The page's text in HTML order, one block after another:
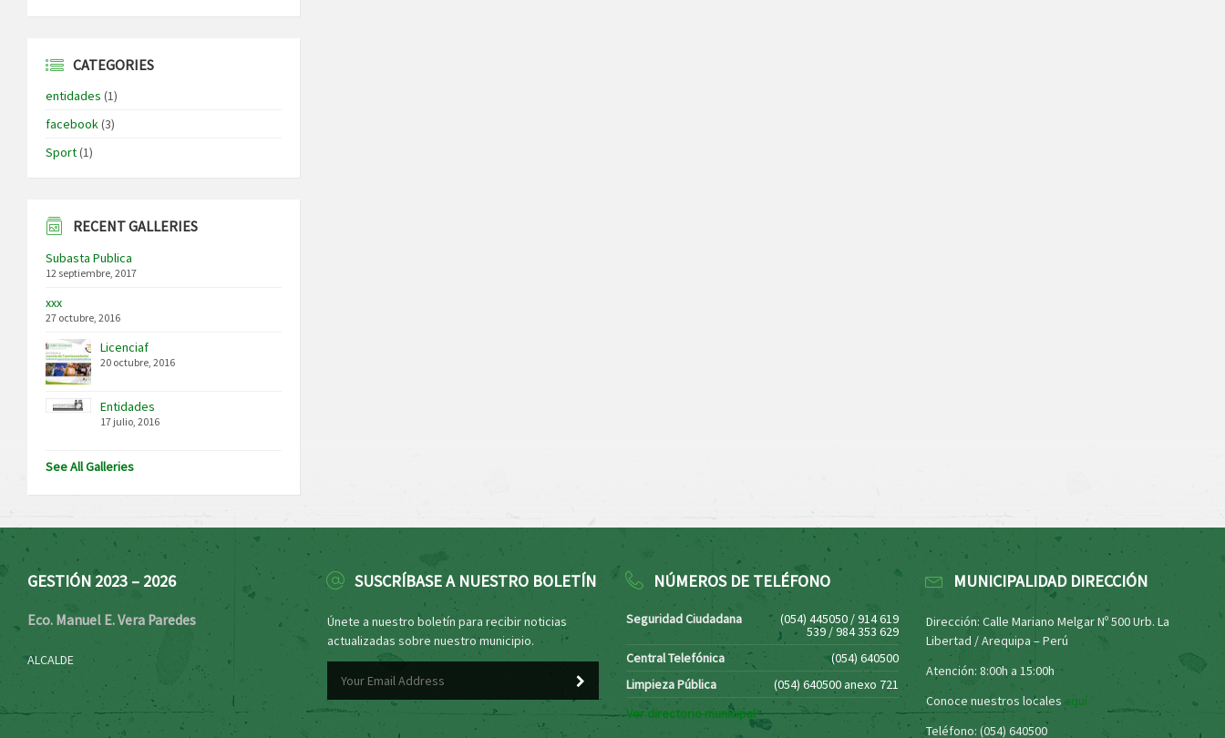
CATEGORIES
entidades (1)
facebook(3)
Sport(1)
RECENT GALLERIES
Subasta Publica
12 septiembre, 2017
xxx
27 octubre, 2016
Licenciaf
20 octubre, 2016
Entidades
17 julio, 2016
See All Galleries
GESTIÓN 2023 – 2026
Eco. Manuel E. Vera Paredes
ALCALDE
SUSCRÍBASE A NUESTRO BOLETÍN
Únete a nuestro boletín para recibir noticias
actualizadas sobre nuestro municipio.
NÚMEROS DE TELÉFONO
Seguridad Ciudadana (054) 445050 / 914 619
539 / 984 353 629
Central Telefónica
(054) 640500
Limpieza Pública
(054) 640500 anexo 721
Ver directorio municipal
MUNICIPALIDAD DIRECCIÓN
Dirección: Calle Mariano Melgar Nº 500 Urb. La
Libertad / Arequipa – Perú
Atención: 8:00h a 15:00h
Conoce nuestros locales aquí
Teléfono: (054) 640500